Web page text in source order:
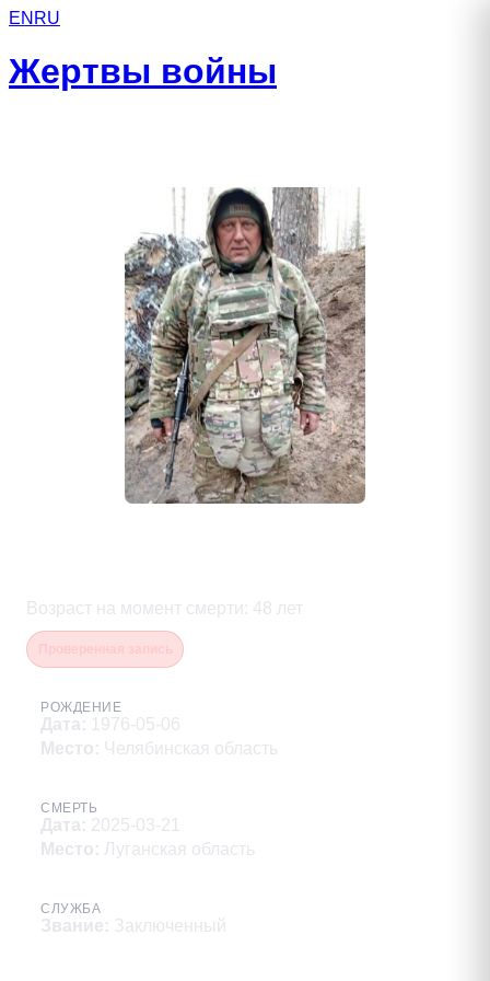
EN RU
Жертвы войны
Возраст на момент смерти : 48 лет
РОЖДЕНИЕ
Дата: 1976-05-06
Место: Челябинская область
СМЕРТЬ
Дата: 2025-03-21
Место: Луганская область
СЛУЖБА
Звание: Заключенный